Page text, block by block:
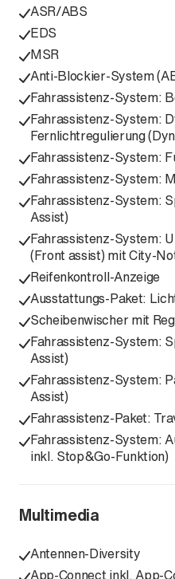
ASR/ABS
EDS
MSR
Anti-Blockier-System
Fahrassistenz-System:
Fahrassistenz-System:
Fernlichtregulierung
Fahrassistenz-System:
Fahrassistenz-System:
Fahrassistenz-System:
Assist)
Fahrassistenz-System:
(Front assist) mit City-
Reifenkontroll-Anzeige
Ausstattungs-Paket:
Scheibenwischer mit
Fahrassistenz-System:
Assist)
Fahrassistenz-System:
Assist)
Fahrassistenz-Paket:
Fahrassistenz-System:
inkl. Stop&Go-Funktion)
Multimedia
Antennen-Diversity
App-Connect inkl. App-